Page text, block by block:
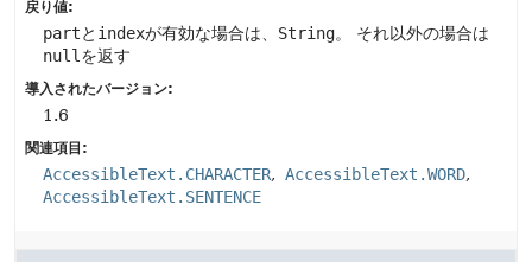
戻り値:
partと indexが有効な場合は、 String。
それ以外の場合は
null を返す
導入されたバージョン:
1.6
関連項目:
AccessibleText.CHARACTER
AccessibleText.WORD
AccessibleText.SENTENCE